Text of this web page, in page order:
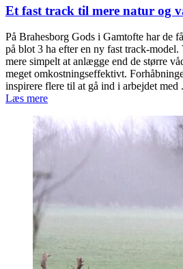
Et fast track til mere natur og
På Brahesborg Gods i Gamtofte har de
på blot 3 ha efter en ny fast track-
mere simpelt at anlægge end de større
meget omkostningseffektivt.
inspirere flere til at gå ind i arbejdet med
Læs mere